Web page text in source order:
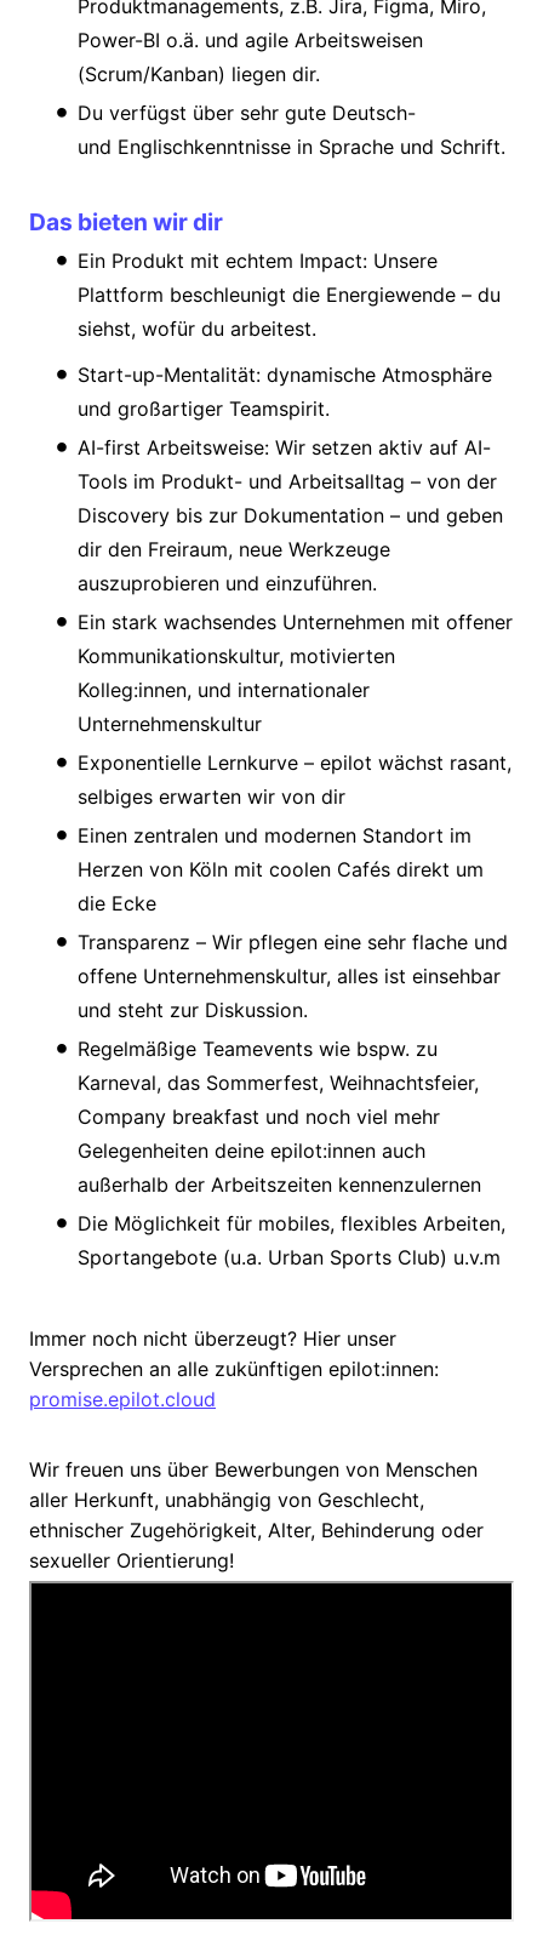
Produktmanagements, z.B. Jira, Figma, Miro,
Power-BI o.ä. und agile Arbeitsweisen
(Scrum/Kanban) liegen dir.
Du verfügst über sehr gute Deutsch-
und Englischkenntnisse in Sprache und Schrift.
Das bieten wir dir
Ein Produkt mit echtem Impact: Unsere
Plattform beschleunigt die Energiewende – du
siehst, wofür du arbeitest.
Start-up-Mentalität: dynamische Atmosphäre
und großartiger Teamspirit.
AI-first Arbeitsweise: Wir setzen aktiv auf AI-
Tools im Produkt- und Arbeitsalltag – von der
Discovery bis zur Dokumentation – und geben
dir den Freiraum, neue Werkzeuge
auszuprobieren und einzuführen.
Ein stark wachsendes Unternehmen mit offener
Kommunikationskultur, motivierten
Kolleg:innen, und internationaler
Unternehmenskultur
Exponentielle Lernkurve – epilot wächst rasant,
selbiges erwarten wir von dir
Einen zentralen und modernen Standort im
Herzen von Köln mit coolen Cafés direkt um
die Ecke
Transparenz – Wir pflegen eine sehr flache und
offene Unternehmenskultur, alles ist einsehbar
und steht zur Diskussion.
Regelmäßige Teamevents wie bspw. zu
Karneval, das Sommerfest, Weihnachtsfeier,
Company breakfast und noch viel mehr
Gelegenheiten deine epilot:innen auch
außerhalb der Arbeitszeiten kennenzulernen
Die Möglichkeit für mobiles, flexibles Arbeiten,
Sportangebote (u.a. Urban Sports Club) u.v.m
Immer noch nicht überzeugt? Hier unser
Versprechen an alle zukünftigen epilot:innen:
promise.epilot.cloud
Wir freuen uns über Bewerbungen von Menschen
aller Herkunft, unabhängig von Geschlecht,
ethnischer Zugehörigkeit, Alter, Behinderung oder
sexueller Orientierung!